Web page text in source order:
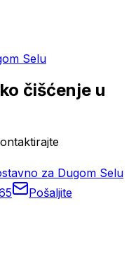
Selu
čišćenje u
za Dugom Selu
Pošaljite